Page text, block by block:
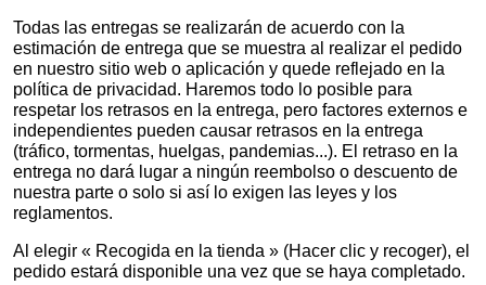
Todas las entregas se realizarán de acuerdo con la
estimación de entrega que se muestra al realizar el pedido
en nuestro sitio web o aplicación y quede reflejado en la
política de privacidad. Haremos todo lo posible para
respetar los retrasos en la entrega, pero factores externos e
independientes pueden causar retrasos en la entrega
(tráfico, tormentas, huelgas, pandemias...). El retraso en la
entrega no dará lugar a ningún reembolso o descuento de
nuestra parte o solo si así lo exigen las leyes y los
reglamentos.
Al elegir « Recogida en la tienda » (Hacer clic y recoger), el
pedido estará disponible una vez que se haya completado.